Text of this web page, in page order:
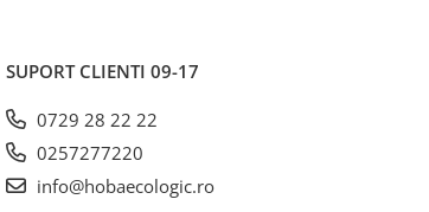
SUPORT CLIENTI 09-17
0729 28 22 22
0257277220
info@hobaecologic.ro